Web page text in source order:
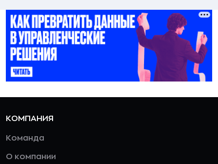
КОМПАНИЯ
Команда
О компании